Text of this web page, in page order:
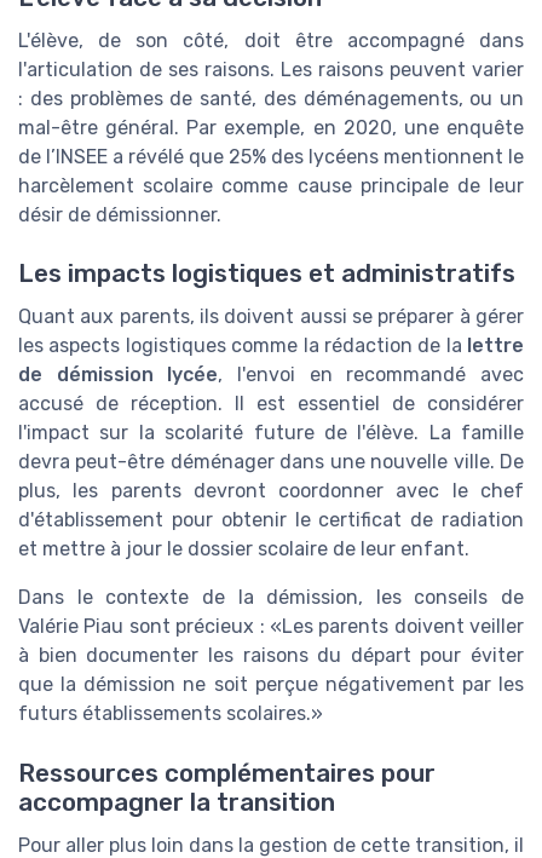
L'élève, de son côté, doit être accompagné dans
l'articulation de ses raisons. Les raisons peuvent varier
: des problèmes de santé, des déménagements, ou un
mal-être général. Par exemple, en 2020, une enquête
de l’INSEE a révélé que 25% des lycéens mentionnent le
harcèlement scolaire comme cause principale de leur
désir de démissionner.
Les impacts logistiques et administratifs
Quant aux parents, ils doivent aussi se préparer à gérer
les aspects logistiques comme la rédaction de la lettre
de démission lycée, l'envoi en recommandé avec
accusé de réception. Il est essentiel de considérer
l'impact sur la scolarité future de l'élève. La famille
devra peut-être déménager dans une nouvelle ville. De
plus, les parents devront coordonner avec le chef
d'établissement pour obtenir le certificat de radiation
et mettre à jour le dossier scolaire de leur enfant.
Dans le contexte de la démission, les conseils de
Valérie Piau sont précieux : «Les parents doivent veiller
à bien documenter les raisons du départ pour éviter
que la démission ne soit perçue négativement par les
futurs établissements scolaires.»
Ressources complémentaires pour
accompagner la transition
Pour aller plus loin dans la gestion de cette transition, il